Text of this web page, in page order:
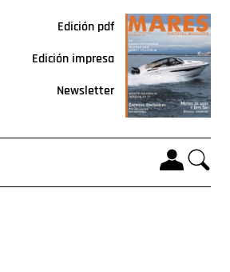
Edición pdf
Edición impresa
Newsletter